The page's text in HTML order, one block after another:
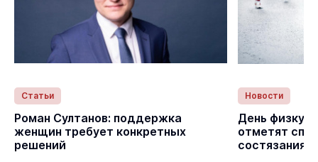
Статьи
Роман Султанов: поддержка
женщин требует конкретных
решений
Новости
День
отметят